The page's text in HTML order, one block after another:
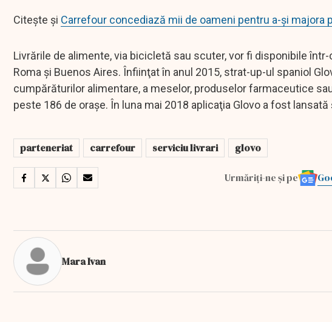
Citește și Carrefour concediază mii de oameni pentru a-și majora
Livrările de alimente, via bicicletă sau scuter, vor fi disponibile
Roma şi Buenos Aires. Înfiinţat în anul 2015, strat-up-ul spaniol
cumpărăturilor alimentare, a meselor, produselor farmaceutice
peste 186 de oraşe. În luna mai 2018 aplicaţia Glovo a fost lansată
parteneriat carrefour serviciu livrari glovo
Urmăriți-ne și pe
Mara Ivan